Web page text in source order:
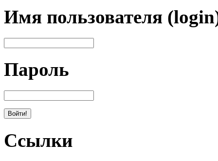
Имя пользователя
Пароль
Ссылки